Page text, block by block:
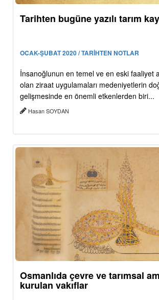
Tarihten bugüne yazılı tarım
OCAK-ŞUBAT 2020 / TARİHTEN NOTLAR
İnsanoğlunun en temel ve en eski faaliyet
olan ziraat uygulamaları medeniyetlerin
gelişmesinde en önemli etkenlerden biri...
Hasan SOYDAN
Osmanlıda çevre ve tarımsal
kurulan vakıflar